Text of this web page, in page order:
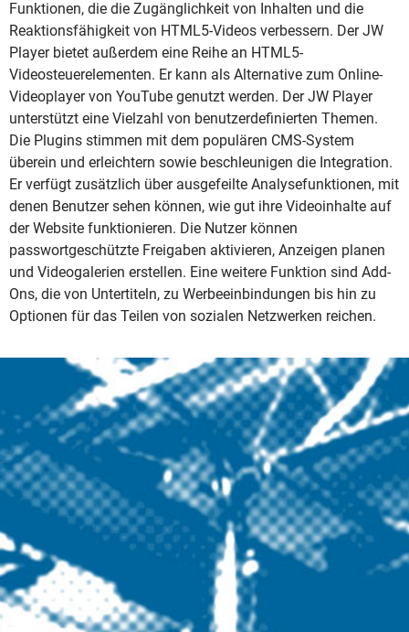
Funktionen, die die Zugänglichkeit von Inhalten und die
Reaktionsfähigkeit von HTML5-Videos verbessern. Der JW
Player bietet außerdem eine Reihe an HTML5-
Videosteuerelementen. Er kann als Alternative zum Online-
Videoplayer von YouTube genutzt werden. Der JW Player
unterstützt eine Vielzahl von benutzerdefinierten Themen.
Die Plugins stimmen mit dem populären CMS-System
überein und erleichtern sowie beschleunigen die Integration.
Er verfügt zusätzlich über ausgefeilte Analysefunktionen, mit
denen Benutzer sehen können, wie gut ihre Videoinhalte auf
der Website funktionieren. Die Nutzer können
passwortgeschützte Freigaben aktivieren, Anzeigen planen
und Videogalerien erstellen. Eine weitere Funktion sind Add-
Ons, die von Untertiteln, zu Werbeeinbindungen bis hin zu
Optionen für das Teilen von sozialen Netzwerken reichen.